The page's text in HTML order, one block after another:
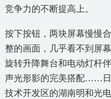
竞争力的不断提高上。
按下按钮，两块屏幕慢慢
整的画面，几乎看不到屏
旋转升降舞台和电动灯杆
声光形影的完美搭配……
技术开发区的湖南明和光